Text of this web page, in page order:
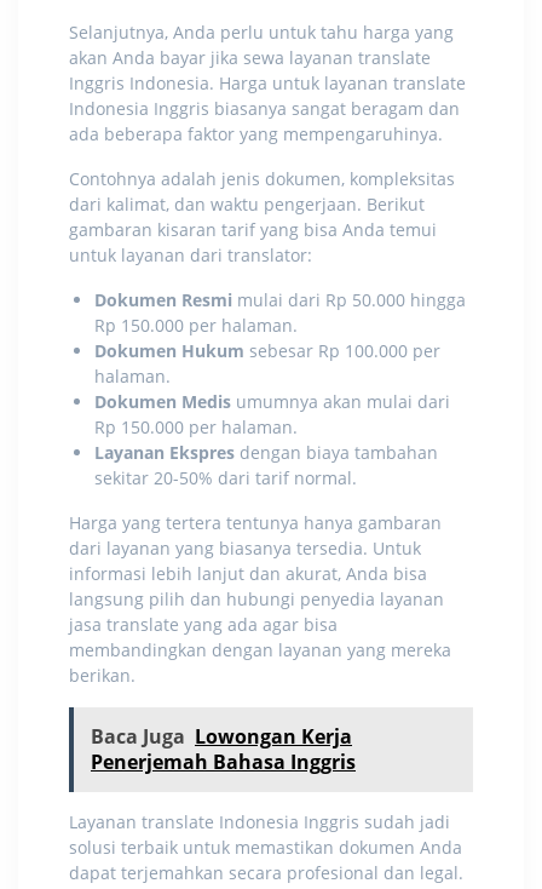
Selanjutnya, Anda perlu untuk tahu harga yang
akan Anda bayar jika sewa layanan translate
Inggris Indonesia. Harga untuk layanan translate
Indonesia Inggris biasanya sangat beragam dan
ada beberapa faktor yang mempengaruhinya.
Contohnya adalah jenis dokumen, kompleksitas
dari kalimat, dan waktu pengerjaan. Berikut
gambaran kisaran tarif yang bisa Anda temui
untuk layanan dari translator:
Dokumen Resmi mulai dari Rp 50.000 hingga
Rp 150.000 per halaman.
Dokumen Hukum sebesar Rp 100.000 per
halaman.
Dokumen Medis umumnya akan mulai dari
Rp 150.000 per halaman.
Layanan Ekspres dengan biaya tambahan
sekitar 20-50% dari tarif normal.
Harga yang tertera tentunya hanya gambaran
dari layanan yang biasanya tersedia. Untuk
informasi lebih lanjut dan akurat, Anda bisa
langsung pilih dan hubungi penyedia layanan
jasa translate yang ada agar bisa
membandingkan dengan layanan yang mereka
berikan.
Baca Juga Lowongan Kerja
Penerjemah Bahasa Inggris
Layanan translate Indonesia Inggris sudah jadi
solusi terbaik untuk memastikan dokumen Anda
dapat terjemahkan secara profesional dan legal.